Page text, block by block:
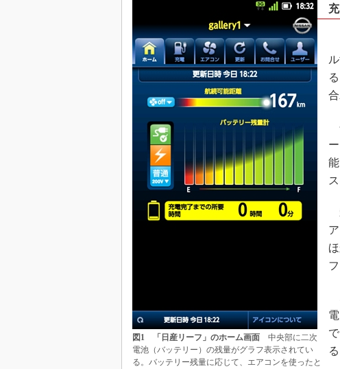
図1 「日産リーフ」のホーム画面 中央部に二次
電池（バッテリー）の残量がグラフ表示されてい
る。バッテリー残量に応じて、エアコンを使ったと